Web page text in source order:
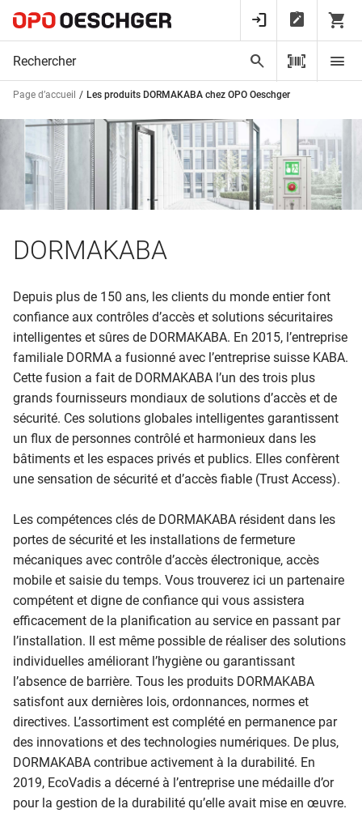
Page d’accueil Les produits DORMAKABA chez OPO Oeschger
DORMAKABA
Depuis plus de 150 ans, les clients du monde entier font
confiance aux contrôles d’accès et solutions sécuritaires
intelligentes et sûres de DORMAKABA. En 2015, l’entreprise
familiale DORMA a fusionné avec l’entreprise suisse KABA.
Cette fusion a fait de DORMAKABA l’un des trois plus
grands fournisseurs mondiaux de solutions d’accès et de
sécurité. Ces solutions globales intelligentes garantissent
un flux de personnes contrôlé et harmonieux dans les
bâtiments et les espaces privés et publics. Elles confèrent
une sensation de sécurité et d’accès fiable (Trust Access).
Les compétences clés de DORMAKABA résident dans les
portes de sécurité et les installations de fermeture
mécaniques avec contrôle d’accès électronique, accès
mobile et saisie du temps. Vous trouverez ici un partenaire
compétent et digne de confiance qui vous assistera
efficacement de la planification au service en passant par
l’installation. Il est même possible de réaliser des solutions
individuelles améliorant l’hygiène ou garantissant
l’absence de barrière. Tous les produits DORMAKABA
satisfont aux dernières lois, ordonnances, normes et
directives. L’assortiment est complété en permanence par
des innovations et des technologies numériques. De plus,
DORMAKABA contribue activement à la durabilité. En
2019, EcoVadis a décerné à l’entreprise une médaille d’or
pour la gestion de la durabilité qu’elle avait mise en œuvre.